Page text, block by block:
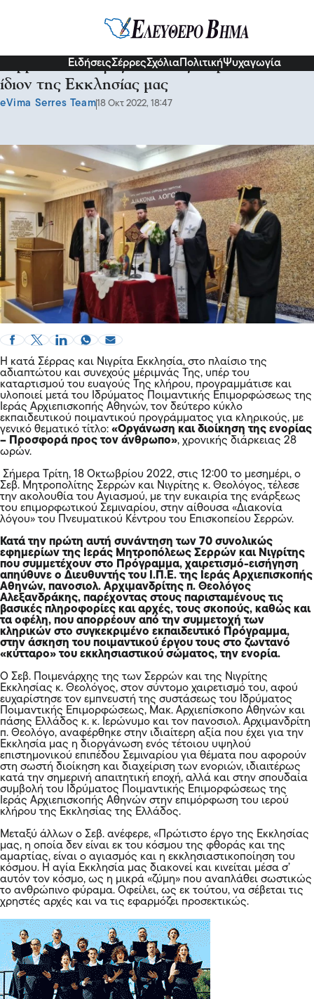
ΕιδήσειςΣέρρεςΣχόλια ΠολιτικήΨυχαγωγία
Σερρών Θεολόγος: Η ευταξία πρέπει να είναι
ίδιον της Εκκλησίας μας
eVima Serres Team18 Οκτ 2022, 18:47
Η κατά Σέρρας και Νιγρίτα Εκκλησία, στο πλαίσιο της
αδιαπτώτου και συνεχούς μέριμνάς Της, υπέρ του
καταρτισμού του ευαγούς Της κλήρου, προγραμμάτισε και
υλοποιεί μετά του Ιδρύματος Ποιμαντικής Επιμορφώσεως της
Ιεράς Αρχιεπισκοπής Αθηνών, τον δεύτερο κύκλο
εκπαιδευτικού ποιμαντικού προγράμματος για κληρικούς, με
γενικό θεματικό τίτλο: «Οργάνωση και διοίκηση της ενορίας
– Προσφορά προς τον άνθρωπο», χρονικής διάρκειας 28
ωρών.
Σήμερα Τρίτη, 18 Οκτωβρίου 2022, στις 12:00 το μεσημέρι, ο
Σεβ. Μητροπολίτης Σερρών και Νιγρίτης κ. Θεολόγος, τέλεσε
την ακολουθία του Αγιασμού, με την ευκαιρία της ενάρξεως
του επιμορφωτικού Σεμιναρίου, στην αίθουσα «Διακονία
λόγου» του Πνευματικού Κέντρου του Επισκοπείου Σερρών.
Κατά την πρώτη αυτή συνάντηση των 70 συνολικώς
εφημερίων της Ιεράς Μητροπόλεως Σερρών και Νιγρίτης
που συμμετέχουν στο Πρόγραμμα, χαιρετισμό-εισήγηση
απηύθυνε ο Διευθυντής του Ι.Π.Ε. της Ιεράς Αρχιεπισκοπής
Αθηνών, πανοσιολ. Αρχιμανδρίτης π. Θεολόγος
Αλεξανδράκης, παρέχοντας στους παρισταμένους τις
βασικές πληροφορίες και αρχές, τους σκοπούς, καθώς και
τα οφέλη, που απορρέουν από την συμμετοχή των
κληρικών στο συγκεκριμένο εκπαιδευτικό Πρόγραμμα,
στην άσκηση του ποιμαντικού έργου τους στο ζωντανό
«κύτταρο» του εκκλησιαστικού σώματος, την ενορία.
Ο Σεβ. Ποιμενάρχης της των Σερρών και της Νιγρίτης
Εκκλησίας κ. Θεολόγος, στον σύντομο χαιρετισμό του, αφού
ευχαρίστησε τον εμπνευστή της συστάσεως του Ιδρύματος
Ποιμαντικής Επιμορφώσεως, Μακ. Αρχιεπίσκοπο Αθηνών και
πάσης Ελλάδος κ. κ. Ιερώνυμο και τον πανοσιολ. Αρχιμανδρίτη
π. Θεολόγο, αναφέρθηκε στην ιδιαίτερη αξία που έχει για την
Εκκλησία μας η διοργάνωση ενός τέτοιου υψηλού
επιστημονικού επιπέδου Σεμιναρίου για θέματα που αφορούν
στη σωστή διοίκηση και διαχείριση των ενοριών, ιδιαιτέρως
κατά την σημερινή απαιτητική εποχή, αλλά και στην σπουδαία
συμβολή του Ιδρύματος Ποιμαντικής Επιμορφώσεως της
Ιεράς Αρχιεπισκοπής Αθηνών στην επιμόρφωση του ιερού
κλήρου της Εκκλησίας της Ελλάδος.
Μεταξύ άλλων ο Σεβ. ανέφερε, «Πρώτιστο έργο της Εκκλησίας
μας, η οποία δεν είναι εκ του κόσμου της φθοράς και της
αμαρτίας, είναι ο αγιασμός και η εκκλησιαστικοποίηση του
κόσμου. Η αγία Εκκλησία μας διακονεί και κινείται μέσα σ’
αυτόν τον κόσμο, ως η μικρά «ζύμη» που αναπλάθει σωστικώς
το ανθρώπινο φύραμα. Οφείλει, ως εκ τούτου, να σέβεται τις
χρηστές αρχές και να τις εφαρμόζει προσεκτικώς.